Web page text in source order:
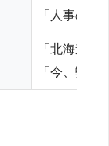
「人事の方
「北海道
「今、弊